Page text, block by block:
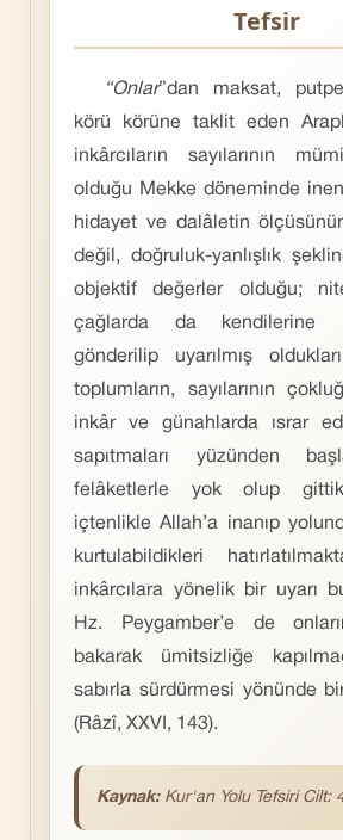
Tefsir
“Onlar”dan maksat,
körü körüne taklit eden
inkârcıların sayılarının
olduğu Mekke döneminde
hidayet ve dalâletin
değil, doğruluk-yanlışlık
objektif değerler olduğu;
çağlarda da kendilerine
gönderilip uyarılmış
toplumların, sayılarının
inkâr ve günahlarda ısrar
sapıtmaları yüzünden
felâketlerle yok olup
içtenlikle Allah’a inanıp
kurtulabildikleri
inkârcılara yönelik bir uyarı
Hz. Peygamber’e de
bakarak ümitsizliğe
sabırla sürdürmesi yönünde
(Râzî, XXVI, 143).
Kaynak: Kur'an Yolu Tefsiri Cilt: